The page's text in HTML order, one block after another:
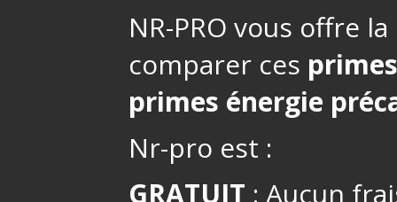
NR-PRO vous offre
comparer ces
primes énergie
Nr-pro est :
GRATUIT : Aucun